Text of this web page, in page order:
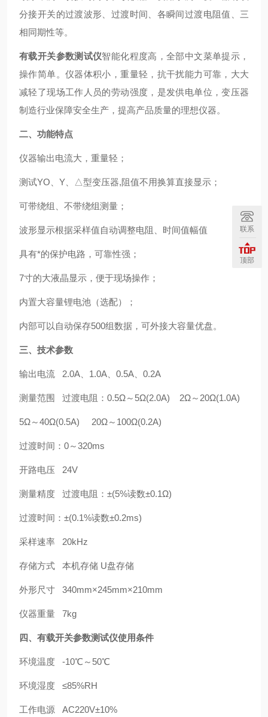
分接开关的过渡波形、过渡时间、各瞬间过渡电阻值、三
相同期性等。
有载开关参数测试仪智能化程度高，全部中文菜单提示，
操作简单。仪器体积小，重量轻，抗干扰能力可靠，大大
减轻了现场工作人员的劳动强度，是发供电单位，变压器
制造行业保障安全生产，提高产品质量的理想仪器。
二、功能特点
仪器输出电流大，重量轻；
测试YO、Y、△型变压器,阻值不用换算直接显示；
可带绕组、不带绕组测量；
波形显示根据采样值自动调整电阻、时间值幅值
具有*的保护电路，可靠性强；
7寸的大液晶显示，便于现场操作；
内置大容量锂电池（选配）；
内部可以自动保存500组数据，可外接大容量优盘。
三、技术参数
输出电流 2.0A、1.0A、0.5A、0.2A
测量范围 过渡电阻：0.5Ω～5Ω(2.0A) 2Ω～20Ω(1.0A)
5Ω～40Ω(0.5A) 20Ω～100Ω(0.2A)
过渡时间：0～320ms
开路电压 24V
测量精度 过渡电阻：±(5%读数±0.1Ω)
过渡时间：±(0.1%读数±0.2ms)
采样速率 20kHz
存储方式 本机存储 U盘存储
外形尺寸 340mm×245mm×210mm
仪器重量 7kg
四、 有载开关参数测试仪使用条件
环境温度 -10℃～50℃
环境湿度 ≤85%RH
工作电源 AC220V±10%
联系
顶部